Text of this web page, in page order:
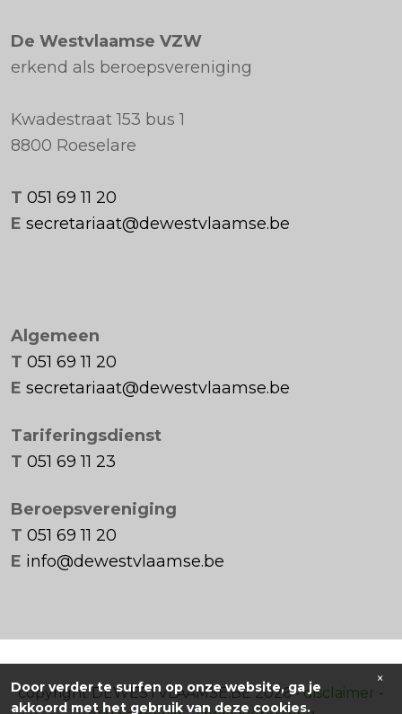
De Westvlaamse VZW
erkend als beroepsvereniging
Kwadestraat 153 bus 1
8800 Roeselare
T 051 69 11 20
E secretariaat@dewestvlaamse.be
Algemeen
T 051 69 11 20
E secretariaat@dewestvlaamse.be
Tariferingsdienst
T 051 69 11 23
Beroepsvereniging
T 051 69 11 20
E info@dewestvlaamse.be
copyright DEWESTVLAAMSE.BE 2026 -disclaimer -
Door verder te surfen op onze website, ga je
akkoord met het gebruik van deze cookies.
×